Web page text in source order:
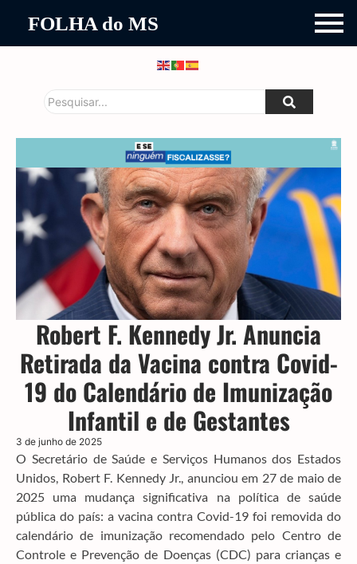
FOLHA do MS
Robert F. Kennedy Jr. Anuncia
Retirada da Vacina contra Covid-
19 do Calendário de Imunização
Infantil e de Gestantes
3 de junho de 2025
O Secretário de Saúde e Serviços Humanos dos Estados
Unidos, Robert F. Kennedy Jr., anunciou em 27 de maio de
2025 uma mudança significativa na política de saúde
pública do país: a vacina contra Covid-19 foi removida do
calendário de imunização recomendado pelo Centro de
Controle e Prevenção de Doenças (CDC) para crianças e